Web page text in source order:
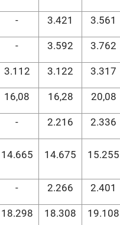
- 3.421 3.561
- 3.592 3.762
3.112 3.122 3.317
16,08 16,28 20,08
- 2.216 2.336
14.665 14.675 15.255
- 2.266 2.401
18.298 18.308 19.108